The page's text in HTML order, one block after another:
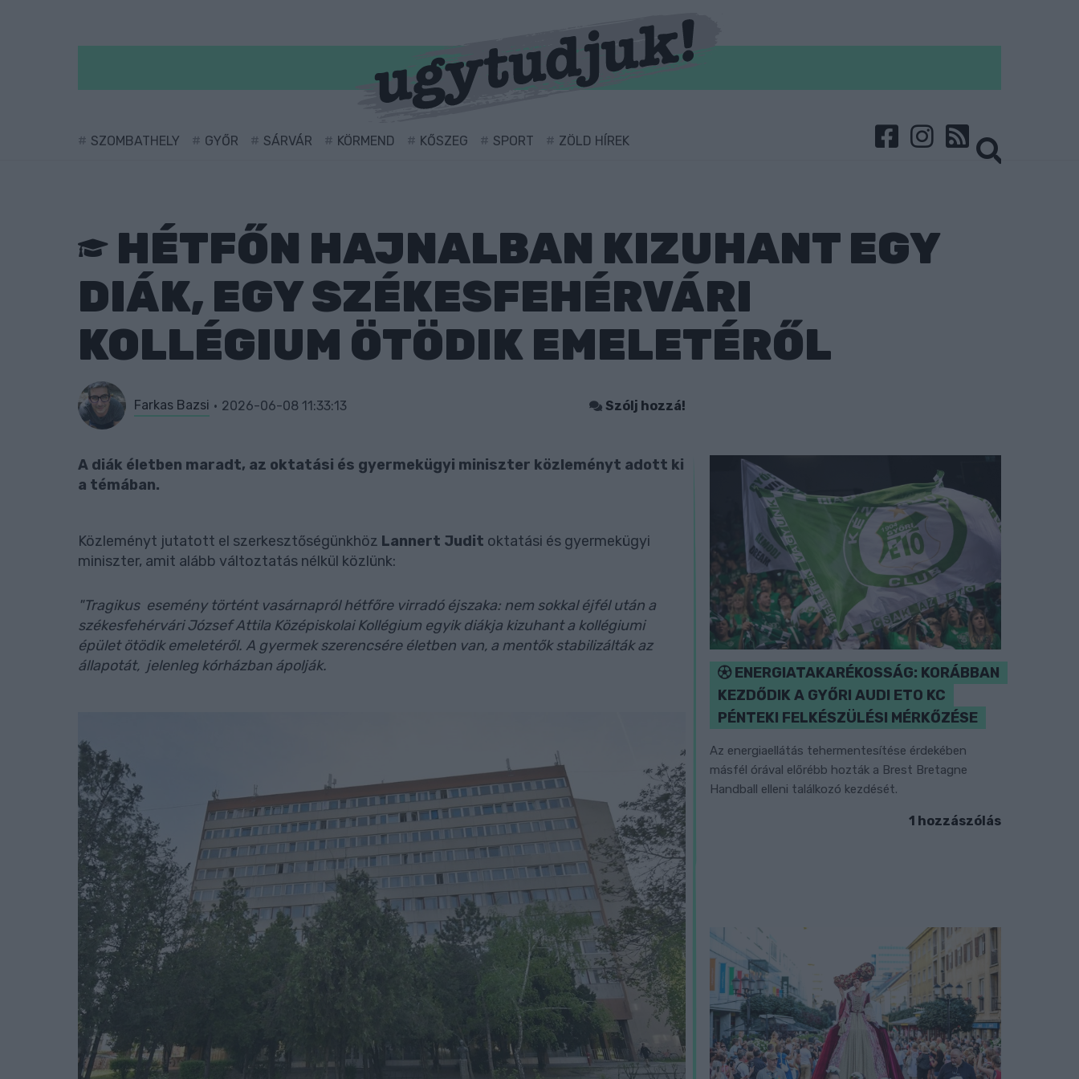
SZOMBATHELY GYŐR SÁRVÁR KÖRMEND KŐSZEG SPORT ZÖLD HÍREK
HÉTFŐN HAJNALBAN KIZUHANT EGY
DIÁK, EGY SZÉKESFEHÉRVÁRI
KOLLÉGIUM ÖTÖDIK EMELETÉRŐL
Farkas Bazsi 2026-06-08 11:33:13 Szólj hozzá!
A diák életben maradt, az oktatási és gyermekügyi miniszter közleményt adott ki
a témában.
Közleményt jutatott el szerkesztőségünkhöz Lannert Judit oktatási és gyermekügyi
miniszter, amit alább változtatás nélkül közlünk:
"Tragikus esemény történt vasárnapról hétfőre virradó éjszaka: nem sokkal éjfél után a
székesfehérvári József Attila Középiskolai Kollégium egyik diákja kizuhant a kollégiumi
épület ötödik emeletéről. A gyermek szerencsére életben van, a mentők stabilizálták az
állapotát, jelenleg kórházban ápolják.
ENERGIATAKARÉKOSSÁG: KORÁBBAN
KEZDŐDIK A GYŐRI AUDI ETO KC
PÉNTEKI FELKÉSZÜLÉSI MÉRKŐZÉSE
Az energiaellátás tehermentesítése érdekében
másfél órával előrébb hozták a Brest Bretagne
Handball elleni találkozó kezdését.
1 hozzászólás